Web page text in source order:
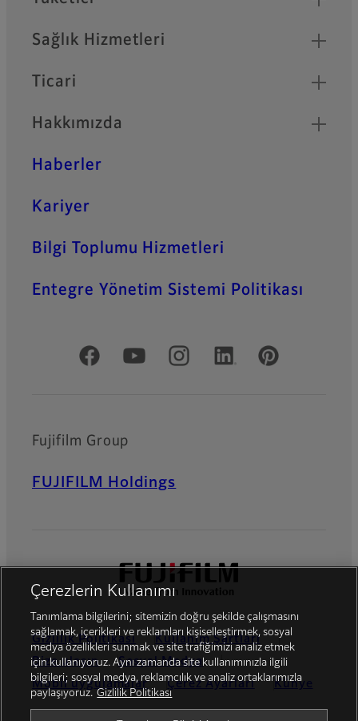
Sağlık Hizmetleri
Ticari
Hakkımızda
Haberler
Kariyer
Bilgi Toplumu Hizmetleri
Entegre Yönetim Sistemi Politikası
Resmi Sosyal Medya
Fujifilm Group
FUJIFILM Holdings
Gizlilik Politikası
Kullanım Şartları
Bize ulaşın
Sosyal Medya
Mobil uygulamalar
Çerez Ayarları Künye
Çerezlerin Kullanımı
Tanımlama bilgilerini; sitemizin doğru şekilde çalışmasını
sağlamak, içerikleri ve reklamları kişiselleştirmek, sosyal
medya özellikleri sunmak ve site trafiğimizi analiz etmek
için kullanıyoruz. Aynı zamanda site kullanımınızla ilgili
bilgileri; sosyal medya, reklamcılık ve analiz ortaklarımızla
paylaşıyoruz. Gizlilik Politikası